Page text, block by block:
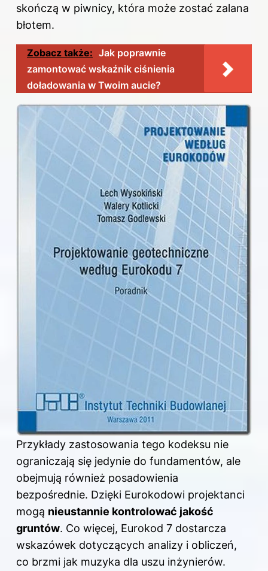
skończą w piwnicy, która może zostać zalana
błotem.
Zobacz także: Jak poprawnie
zamontować wskaźnik ciśnienia
doładowania w Twoim aucie?
Przykłady zastosowania tego kodeksu nie
ograniczają się jedynie do fundamentów, ale
obejmują również posadowienia
bezpośrednie. Dzięki Eurokodowi projektanci
mogą nieustannie kontrolować jakość
gruntów. Co więcej, Eurokod 7 dostarcza
wskazówek dotyczących analizy i obliczeń,
co brzmi jak muzyka dla uszu inżynierów.